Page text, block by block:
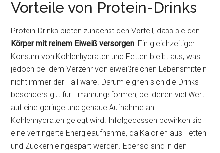
Vorteile von Protein-Drinks
Protein-Drinks bieten zunächst den Vorteil, dass sie den
Körper mit reinem Eiweiß versorgen. Ein gleichzeitiger
Konsum von Kohlenhydraten und Fetten bleibt aus, was
jedoch bei dem Verzehr von eiweißreichen Lebensmitteln
nicht immer der Fall wäre. Darum eignen sich die Drinks
besonders gut für Ernährungsformen, bei denen viel Wert
auf eine geringe und genaue Aufnahme an
Kohlenhydraten gelegt wird. Infolgedessen bewirken sie
eine verringerte Energieaufnahme, da Kalorien aus Fetten
und Zuckern eingespart werden. Ebenso sind in den